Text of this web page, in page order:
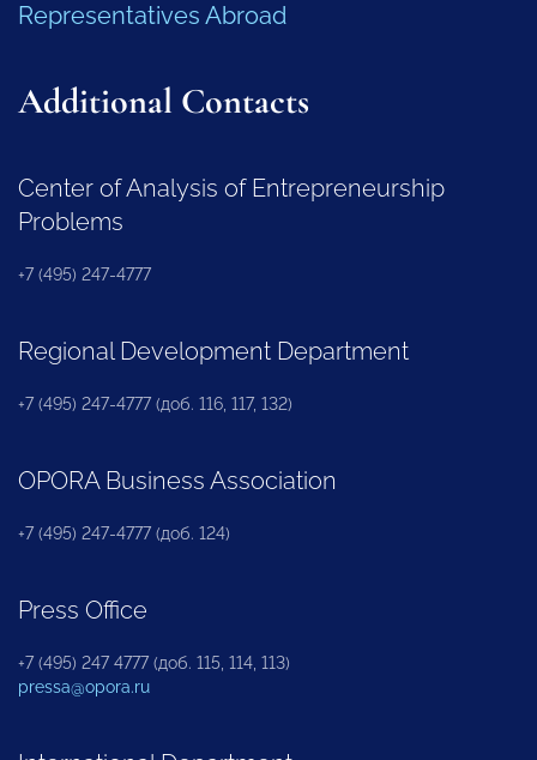
Representatives Abroad
Additional Contacts
Center of Analysis of Entrepreneurship
Problems
+7 (495) 247-4777
Regional Development Department
+7 (495) 247-4777 (доб. 116, 117, 132)
OPORA Business Association
+7 (495) 247-4777 (доб. 124)
Press Office
+7 (495) 247 4777 (доб. 115, 114, 113)
pressa@opora.ru